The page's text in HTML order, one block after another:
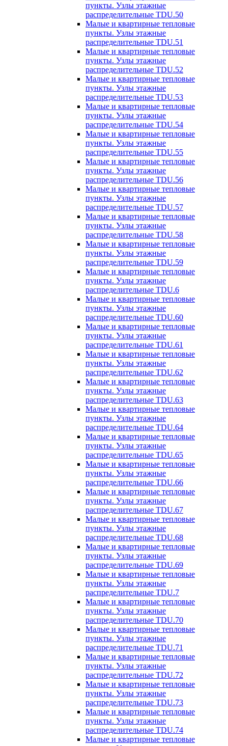
пункты. Узлы этажные
распределительные TDU.50
Малые и квартирные тепловые
пункты. Узлы этажные
распределительные TDU.51
Малые и квартирные тепловые
пункты. Узлы этажные
распределительные TDU.52
Малые и квартирные тепловые
пункты. Узлы этажные
распределительные TDU.53
Малые и квартирные тепловые
пункты. Узлы этажные
распределительные TDU.54
Малые и квартирные тепловые
пункты. Узлы этажные
распределительные TDU.55
Малые и квартирные тепловые
пункты. Узлы этажные
распределительные TDU.56
Малые и квартирные тепловые
пункты. Узлы этажные
распределительные TDU.57
Малые и квартирные тепловые
пункты. Узлы этажные
распределительные TDU.58
Малые и квартирные тепловые
пункты. Узлы этажные
распределительные TDU.59
Малые и квартирные тепловые
пункты. Узлы этажные
распределительные TDU.6
Малые и квартирные тепловые
пункты. Узлы этажные
распределительные TDU.60
Малые и квартирные тепловые
пункты. Узлы этажные
распределительные TDU.61
Малые и квартирные тепловые
пункты. Узлы этажные
распределительные TDU.62
Малые и квартирные тепловые
пункты. Узлы этажные
распределительные TDU.63
Малые и квартирные тепловые
пункты. Узлы этажные
распределительные TDU.64
Малые и квартирные тепловые
пункты. Узлы этажные
распределительные TDU.65
Малые и квартирные тепловые
пункты. Узлы этажные
распределительные TDU.66
Малые и квартирные тепловые
пункты. Узлы этажные
распределительные TDU.67
Малые и квартирные тепловые
пункты. Узлы этажные
распределительные TDU.68
Малые и квартирные тепловые
пункты. Узлы этажные
распределительные TDU.69
Малые и квартирные тепловые
пункты. Узлы этажные
распределительные TDU.7
Малые и квартирные тепловые
пункты. Узлы этажные
распределительные TDU.70
Малые и квартирные тепловые
пункты. Узлы этажные
распределительные TDU.71
Малые и квартирные тепловые
пункты. Узлы этажные
распределительные TDU.72
Малые и квартирные тепловые
пункты. Узлы этажные
распределительные TDU.73
Малые и квартирные тепловые
пункты. Узлы этажные
распределительные TDU.74
Малые и квартирные тепловые